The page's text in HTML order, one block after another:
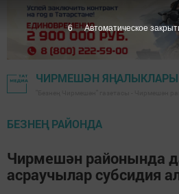
ЧИРМЕШӘН ЯҢАЛЫКЛАРЫ
БЕЗНЕҢ РАЙОНДА
Чирмешән районында
асраучылар субсидия
6 Автоматическое